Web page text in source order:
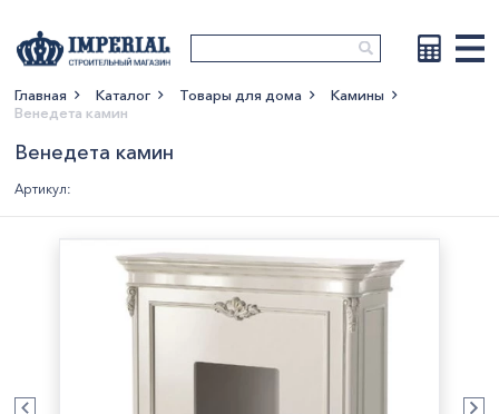
Главная Каталог Товары для дома
Камины
Венедета камин
Венедета камин
Артикул: